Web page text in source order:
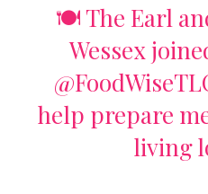
🍽 The Earl
Wessex
help prepare
living